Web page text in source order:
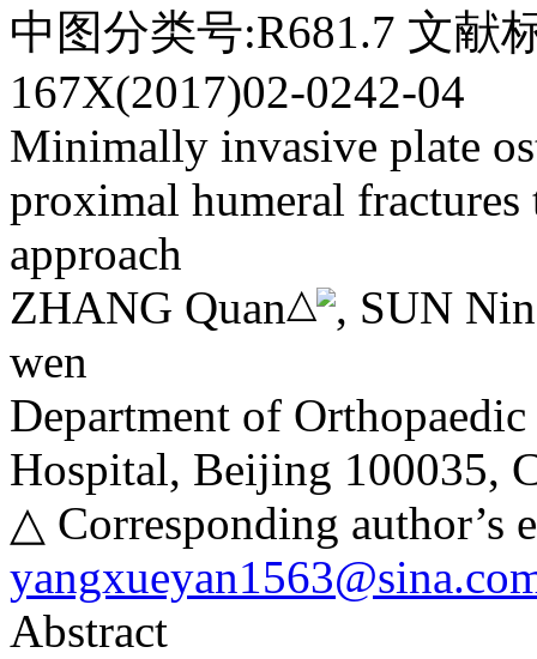
中图分类号:R681.7 文献
167X(2017)02-0242-04
Minimally invasive plate
proximal humeral
approach
ZHANG Quan△ , SUN
wen
Department of
Hospital, Beijing 100035,
△ Corresponding author’s
Abstract